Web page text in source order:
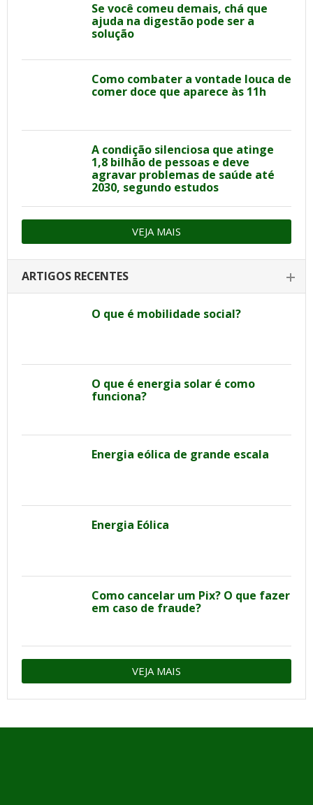
Se você comeu demais, chá que
ajuda na digestão pode ser a
solução
Como combater a vontade louca de
comer doce que aparece às 11h
A condição silenciosa que atinge
1,8 bilhão de pessoas e deve
agravar problemas de saúde até
2030, segundo estudos
VEJA MAIS
ARTIGOS RECENTES
O que é mobilidade social?
O que é energia solar é como
funciona?
Energia eólica de grande escala
Energia Eólica
Como cancelar um Pix? O que fazer
em caso de fraude?
VEJA MAIS